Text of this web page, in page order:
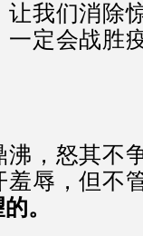
我们消除
定会战胜
沸，怒其不
辱，但不
。